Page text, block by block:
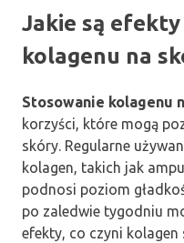
Jakie są
kolagenu na
Stosowanie kolagenu
korzyści, które mogą
skóry. Regularne
kolagen, takich jak
podnosi poziom
po zaledwie tygodniu
efekty, co czyni